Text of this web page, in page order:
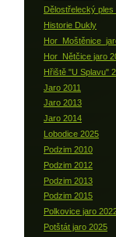
Dělostřelecký ples
Historie Dukly
Hor_Nětčice jaro
Hřiště "U Splavu"
Jaro 2011
Jaro 2013
Jaro 2014
Lobodice 2025
Podzim 2010
Podzim 2012
Podzim 2013
Podzim 2015
Polkovice jaro
Potštát jaro 2025